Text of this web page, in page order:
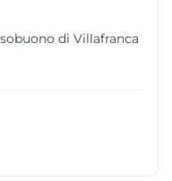
di Villafranca